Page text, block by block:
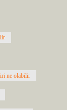
ne olabilir